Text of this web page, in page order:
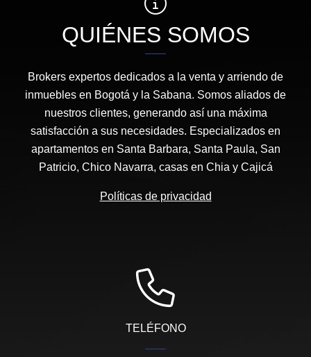
QUIÉNES SOMOS
Brokers expertos dedicados a la venta y arriendo de
inmuebles en Bogotá y la Sabana. Somos aliados de
nuestros clientes, generando así una máxima
satisfacción a sus necesidades. Especializados en
apartamentos en Santa Barbara, Santa Paula, San
Patricio, Chico Navarra, casas en Chia y Cajicá
Políticas de privacidad
TELÉFONO